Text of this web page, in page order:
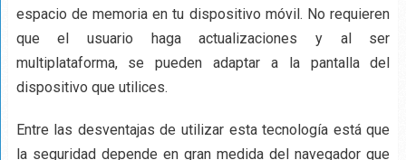
espacio de memoria en tu dispositivo móvil. No requieren
que el usuario haga actualizaciones y al ser
multiplataforma, se pueden adaptar a la pantalla del
dispositivo que utilices.
Entre las desventajas de utilizar esta tecnología está que
la seguridad depende en gran medida del navegador que